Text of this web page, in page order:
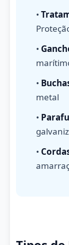
•
•
•
metal
•
•